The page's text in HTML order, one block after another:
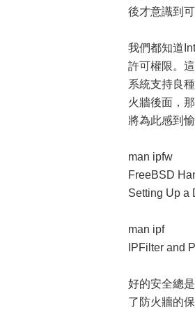
後才意識到
我們都知道
許可權限。
系統支持良
火牆後面，
將為此感到
man ipfw
FreeBSD
Setting Up a
man ipf
IPFilter and
好的安全總
了防火牆的